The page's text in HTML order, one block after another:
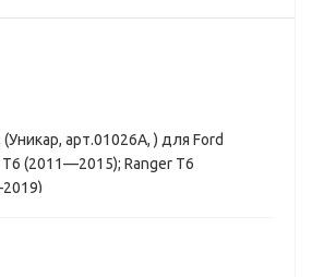
арт.01026A, ) для Ford
(2011—2015); Ranger T6